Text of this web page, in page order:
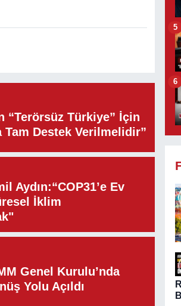
“Terörsüz Türkiye” İçin
Tam Destek Verilmelidir”
Aydın:“COP31’e Ev
İklim
Genel Kurulu’nda
Yolu Açıldı
5
6